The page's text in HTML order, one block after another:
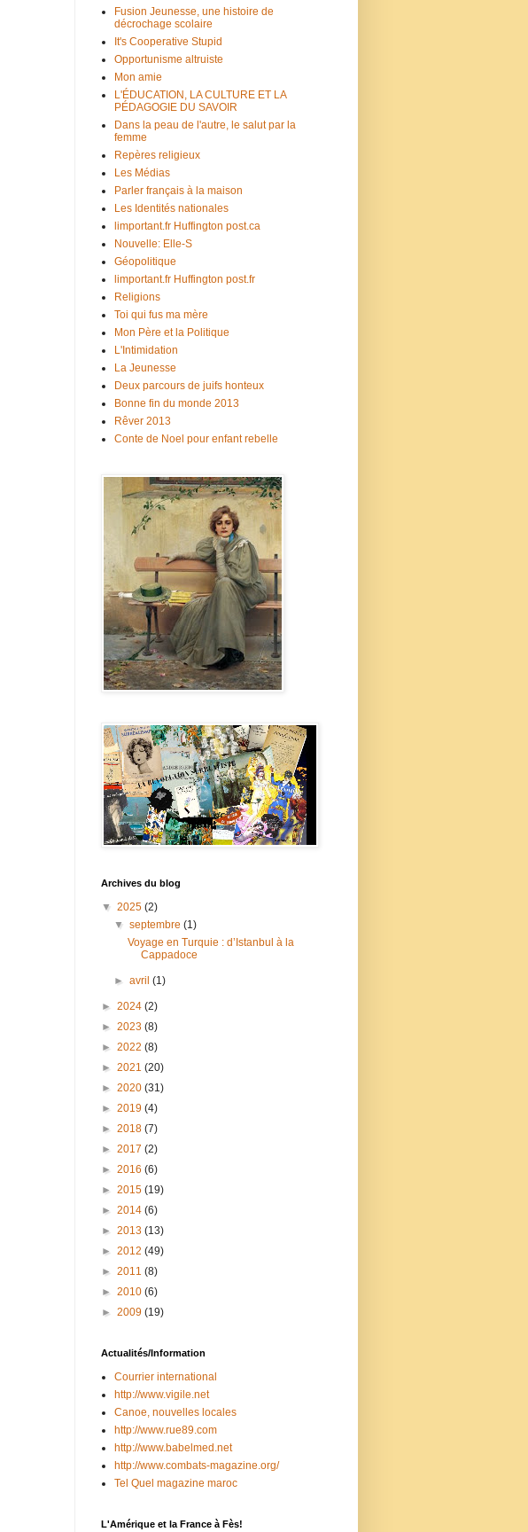
Fusion Jeunesse, une histoire de
décrochage scolaire
It's Cooperative Stupid
Opportunisme altruiste
Mon amie
L'ÉDUCATION, LA CULTURE ET LA
PÉDAGOGIE DU SAVOIR
Dans la peau de l'autre, le salut par la
femme
Repères religieux
Les Médias
Parler français à la maison
Les Identités nationales
limportant.fr Huffington post.ca
Nouvelle: Elle-S
Géopolitique
limportant.fr Huffington post.fr
Religions
Toi qui fus ma mère
Mon Père et la Politique
L'Intimidation
La Jeunesse
Deux parcours de juifs honteux
Bonne fin du monde 2013
Rêver 2013
Conte de Noel pour enfant rebelle
Archives du blog
▼ 2025 (2)
▼septembre(1)
Voyage en Turquie : d’Istanbul à la
Cappadoce
►avril(1)
► 2024 (2)
► 2023 (8)
► 2022 (8)
► 2021 (20)
► 2020 (31)
► 2019 (4)
► 2018 (7)
► 2017 (2)
► 2016 (6)
► 2015 (19)
► 2014 (6)
► 2013 (13)
► 2012 (49)
► 2011 (8)
► 2010 (6)
► 2009 (19)
Actualités/Information
Courrier international
http://www.vigile.net
Canoe, nouvelles locales
http://www.rue89.com
http://www.babelmed.net
http://www.combats-magazine.org/
Tel Quel magazine maroc
L'Amérique et la France à Fès!